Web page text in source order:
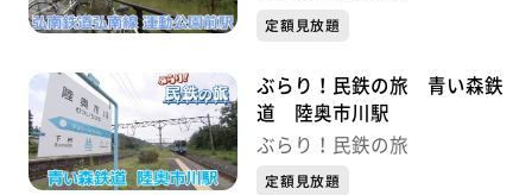
定額見放題
ぶらり！民鉄の旅 青い森鉄
道 陸奥市川駅
ぶらり！民鉄の旅
定額見放題